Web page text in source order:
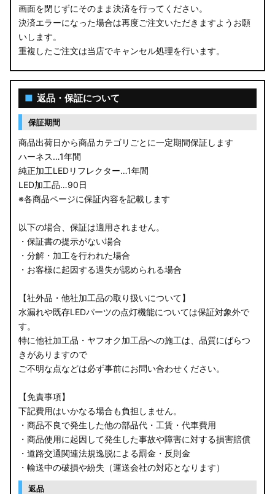
MA26S/MA36S ソリオ
ZC33S スイフトスポーツ
LA650S タントカスタム
LA600S タントカスタム
LA150S ムーヴカスタム
LA700S ウェイク
GN0W アウトランダー
GK1W/GK9W エクリプスクロス
CV1W デリカD:5
B34A/B35A/B37A/B38A デリカミニ
B34W/B35W/B37W/B38W ekクロススペース
B34W/B35W/B37W/B38W ekクロス
KG CX-8
GU クロストレック
GU インプレッサ
VN5 VNH レヴォーグ / レイバック
ZD8 BRZ
画面を閉じずにそのまま決済を行ってください。
決済エラーになった場合は再度ご注文いただきますようお願
いします。
重複したご注文は当店でキャンセル処理を行います。
■ 返品・保証について
保証期間
商品出荷日から商品カテゴリごとに一定期間保証します
ハーネス…1年間
純正加工LEDリフレクター…1年間
LED加工品…90日
※各商品ページに保証内容を記載します
以下の場合、保証は適用されません。
・保証書の提示がない場合
・分解・加工を行われた場合
・お客様に起因する過失が認められる場合
【社外品・他社加工品の取り扱いについて】
水漏れや既存LEDパーツの点灯機能については保証対象外で
す。
特に他社加工品・ヤフオク加工品への施工は、品質にばらつ
きがありますので
ご不明な点などは必ず事前にお問い合わせください。
【免責事項】
下記費用はいかなる場合も負担しません。
・商品不良で発生した他の部品代・工賃・代車費用
・商品使用に起因して発生した事故や障害に対する損害賠償
・道路交通関連法規逸脱による罰金・反則金
・輸送中の破損や紛失（運送会社の対応となります）
返品